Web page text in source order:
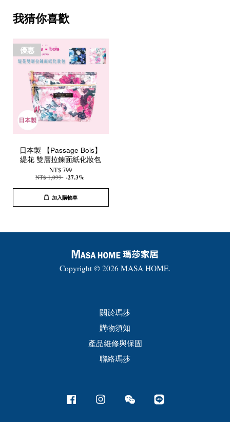
我猜你喜歡
優惠
日本製 【Passage Bois】
緹花 雙層拉鍊面紙化妝包
NT$ 799
NT$ 1,099 -27.3%
加入購物車
Copyright © 2026 MASA HOME.
關於瑪莎
購物須知
產品維修與保固
聯絡瑪莎
Facebook Instagram Wechat